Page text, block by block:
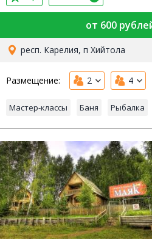
от 600
респ. Карелия, п Хийтола
Размещение: 2 4
Мастер-классы Баня Рыбалка